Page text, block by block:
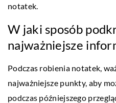
notatek.
W jaki sposób
najważniejsze
Podczas robienia notatek,
najważniejsze punkty, aby
podczas późniejszego